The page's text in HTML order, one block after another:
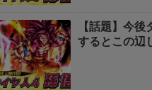
【話題】今
するとこの辺